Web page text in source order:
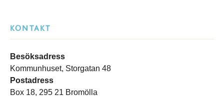
KONTAKT
Besöksadress
Kommunhuset, Storgatan 48
Postadress
Box 18, 295 21 Bromölla